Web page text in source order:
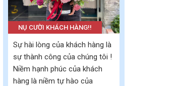
NỤ CƯỜI KHÁCH HÀNG!!
Sự hài lòng của khách hàng là
sự thành công của chúng tôi !
Niềm hạnh phúc của khách
hàng là niềm tự hào của